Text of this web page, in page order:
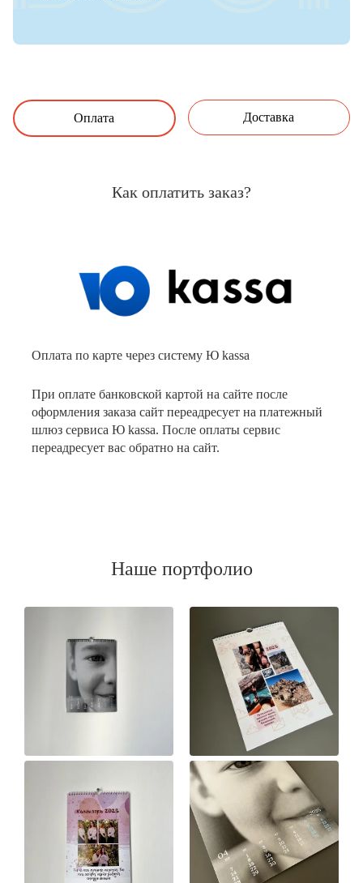
Оплата Доставка
Как оплатить заказ?
Оплата по карте через систему Ю kassa
При оплате банковской картой на сайте после
оформления заказа сайт переадресует на платежный
шлюз сервиса Ю kassa. После оплаты сервис
переадресует вас обратно на сайт.
Наше портфолио